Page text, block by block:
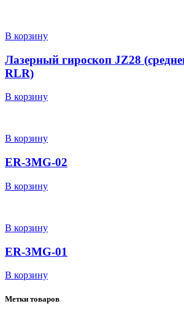
В корзину
Лазерный гироскоп JZ28
RLR)
В корзину
В корзину
ER-3MG-02
В корзину
В корзину
ER-3MG-01
В корзину
Метки товаров